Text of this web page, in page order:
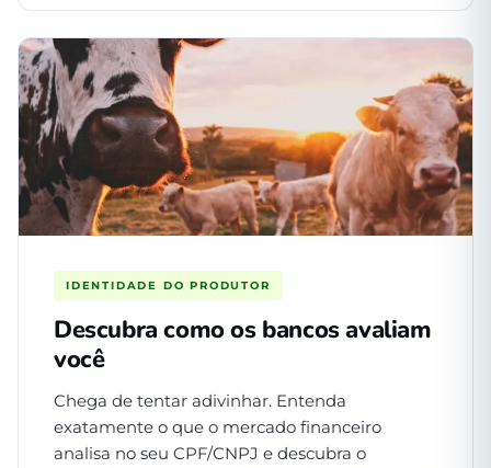
IDENTIDADE DO PRODUTOR
Descubra como os bancos avaliam
você
Chega de tentar adivinhar. Entenda
exatamente o que o mercado financeiro
analisa no seu CPF/CNPJ e descubra o